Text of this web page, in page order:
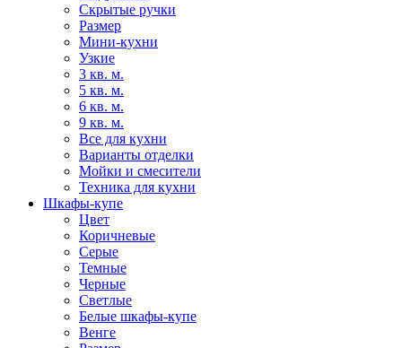
Скрытые ручки
Размер
Мини-кухни
Узкие
3 кв. м.
5 кв. м.
6 кв. м.
9 кв. м.
Все для кухни
Варианты отделки
Мойки и смесители
Техника для кухни
Шкафы-купе
Цвет
Коричневые
Серые
Темные
Черные
Светлые
Белые шкафы-купе
Венге